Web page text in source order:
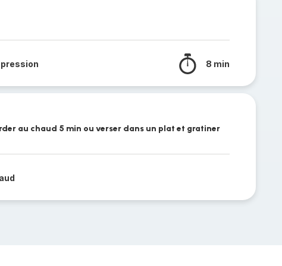
8 min
au chaud 5 min ou verser dans un plat et gratiner